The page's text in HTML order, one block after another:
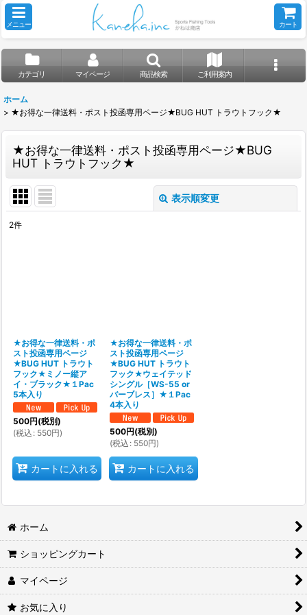
メニュー カート
カテゴリ マイページ 商品検索 ご利用案内
ホーム
> ★お得な一律送料・ポスト投函専用ページ★BUG HUT トラウトフック★
★お得な一律送料・ポスト投函専用ページ★BUG
HUT トラウトフック★
表示順変更
2件
★お得な一律送料・ポ
スト投函専用ページ
★BUG HUT トラウト
フック★ミノー縦ア
イ・ブラック★１Pac
5本入り
500円(税別)
(税込 : 550円)
カートに入れる
★お得な一律送料・ポ
スト投函専用ページ
★BUG HUT トラウト
フック★ウェイテッド
シングル［WS-55 or
バーブレス］★１Pac
4本入り
500円(税別)
(税込 : 550円)
カートに入れる
ホーム
ショッピングカート
マイページ
お気に入り